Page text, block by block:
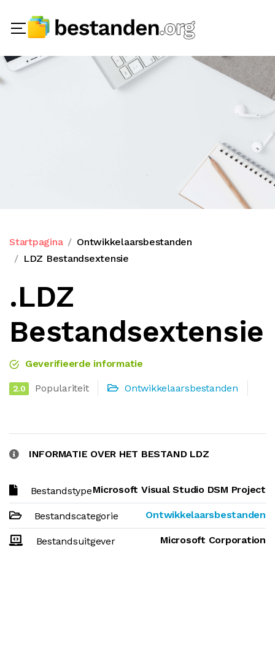
Startpagina
Ontwikkelaarsbestanden
LDZ Bestandsextensie
.LDZ
Bestandsextensie
Geverifieerde informatie
2.0 Populariteit Ontwikkelaarsbestanden
INFORMATIE OVER HET BESTAND LDZ
BestandstypeMicrosoft Visual Studio DSM Project
Bestandscategorie Ontwikkelaarsbestanden
Bestandsuitgever Microsoft Corporation